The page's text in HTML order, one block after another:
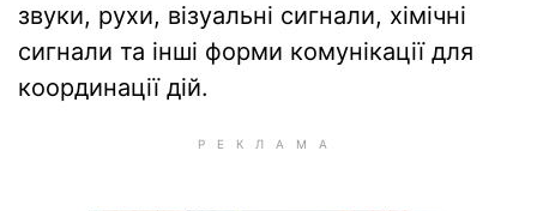
звуки, рухи, візуальні сигнали, хімічні
сигнали та інші форми комунікації для
координації дій.